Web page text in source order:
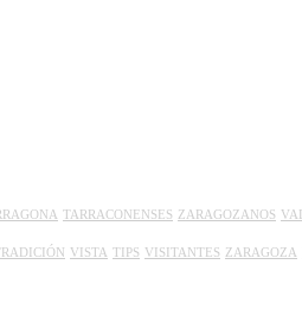
TARRACONENSES ZARAGOZANOS
VISTA TIPS VISITANTES ZARAGOZA